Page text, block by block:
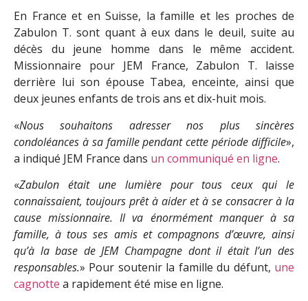
En France et en Suisse, la famille et les proches de
Zabulon T. sont quant à eux dans le deuil, suite au
décès du jeune homme dans le même accident.
Missionnaire pour JEM France, Zabulon T. laisse
derrière lui son épouse Tabea, enceinte, ainsi que
deux jeunes enfants de trois ans et dix-huit mois.
«Nous souhaitons adresser nos plus sincères
condoléances à sa famille pendant cette période difficile»,
a indiqué JEM France dans un communiqué en ligne.
«Zabulon était une lumière pour tous ceux qui le
connaissaient, toujours prêt à aider et à se consacrer à la
cause missionnaire. Il va énormément manquer à sa
famille, à tous ses amis et compagnons d’œuvre, ainsi
qu’à la base de JEM Champagne dont il était l’un des
responsables.» Pour soutenir la famille du défunt, une
cagnotte a rapidement été mise en ligne.